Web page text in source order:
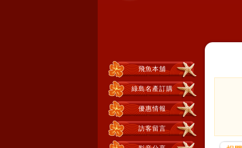
飛魚本舖
綠島名產訂購
優惠情報
訪客留言